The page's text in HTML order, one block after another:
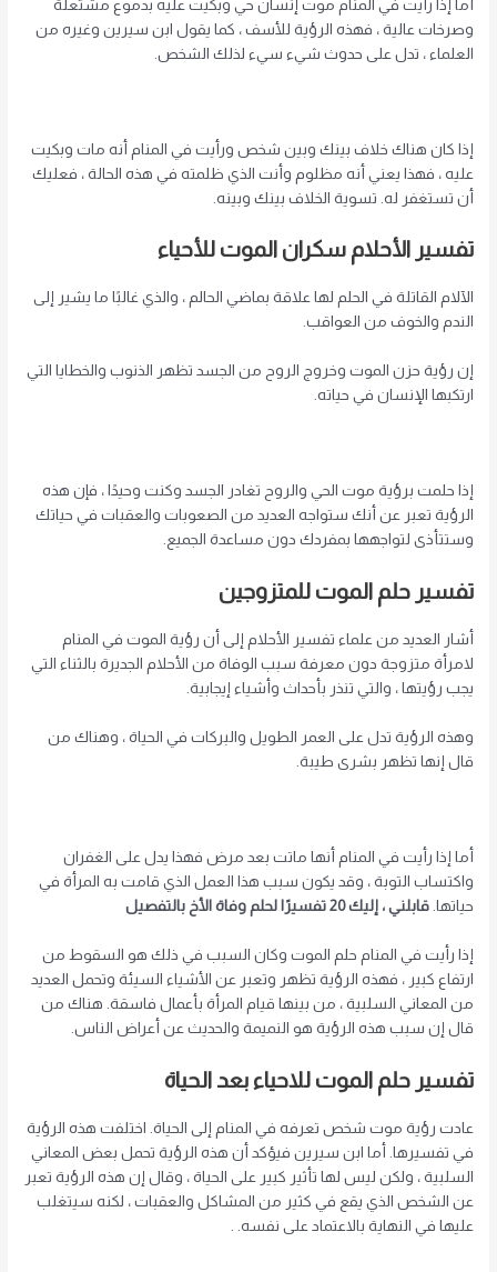
أما إذا رأيت في المنام موت إنسان حي وبكيت عليه بدموع مشتعلة
وصرخات عالية ، فهذه الرؤية للأسف ، كما يقول ابن سيرين وغيره من
العلماء ، تدل على حدوث شيء سيء لذلك الشخص.
إذا كان هناك خلاف بينك وبين شخص ورأيت في المنام أنه مات وبكيت
عليه ، فهذا يعني أنه مظلوم وأنت الذي ظلمته في هذه الحالة ، فعليك
أن تستغفر له. تسوية الخلاف بينك وبينه.
تفسير الأحلامسكران الموت للأحياء
الآلام القاتلة في الحلم لها علاقة بماضي الحالم ، والذي غالبًا ما يشير إلى
الندم والخوف من العواقب.
إن رؤية حزن الموت وخروج الروح من الجسد تظهر الذنوب والخطايا التي
ارتكبها الإنسان في حياته.
إذا حلمت برؤية موت الحي والروح تغادر الجسد وكنت وحيدًا ، فإن هذه
الرؤية تعبر عن أنك ستواجه العديد من الصعوبات والعقبات في حياتك
وستتأذى لتواجهها بمفردك دون مساعدة الجميع.
تفسير حلم الموتللمتزوجين
أشار العديد من علماء تفسير الأحلام إلى أن رؤية الموت في المنام
لامرأة متزوجة دون معرفة سبب الوفاة من الأحلام الجديرة بالثناء التي
يجب رؤيتها ، والتي تنذر بأحداث وأشياء إيجابية.
وهذه الرؤية تدل على العمر الطويل والبركات في الحياة ، وهناك من
قال إنها تظهر بشرى طيبة.
أما إذا رأيت في المنام أنها ماتت بعد مرض فهذا يدل على الغفران
واكتساب التوبة ، وقد يكون سبب هذا العمل الذي قامت به المرأة في
حياتها.قابلني ، إليك 20 تفسيرًا لحلم وفاة الأخ بالتفصيل
إذا رأيت في المنام حلم الموت وكان السبب في ذلك هو السقوط من
ارتفاع كبير ، فهذه الرؤية تظهر وتعبر عن الأشياء السيئة وتحمل العديد
من المعاني السلبية ، من بينها قيام المرأة بأعمال فاسقة. هناك من
قال إن سبب هذه الرؤية هو النميمة والحديث عن أعراض الناس.
تفسير حلم الموت للاحياءبعد الحياة
عادت رؤية موت شخص تعرفه في المنام إلى الحياة. اختلفت هذه الرؤية
في تفسيرها. أما ابن سيرين فيؤكد أن هذه الرؤية تحمل بعض المعاني
السلبية ، ولكن ليس لها تأثير كبير على الحياة ، وقال إن هذه الرؤية تعبر
عن الشخص الذي يقع في كثير من المشاكل والعقبات ، لكنه سيتغلب
عليها في النهاية بالاعتماد على نفسه. .